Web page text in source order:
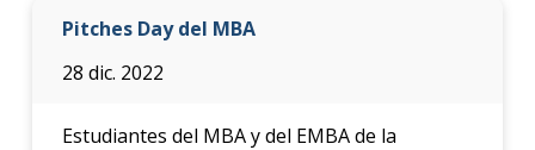
Pitches Day del MBA
28 dic. 2022
Estudiantes del MBA y del EMBA de la